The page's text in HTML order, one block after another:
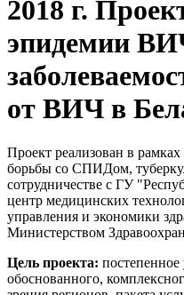
2018 г.
эпидемии
от ВИЧ в
Проект реализован в
борьбы со СПИДом,
сотрудничестве с ГУ
центр медицинских
управления и экономики
Министерством
Цель проекта:
обоснованного,